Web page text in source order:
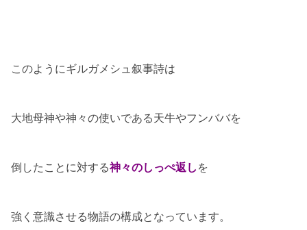
このようにギルガメシュ叙事詩は
大地母神や神々の使いである天牛やフンババを
倒したことに対する神々のしっぺ返し を
強く意識させる物語の構成となっています。